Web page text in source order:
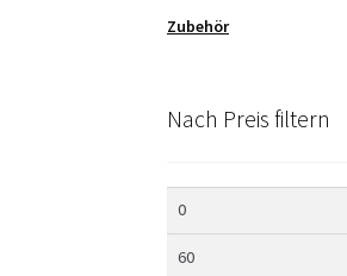
Zubehör
Nach Preis filtern